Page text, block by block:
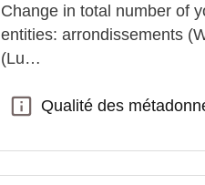
Change in total number of
entities: arrondissements
(Lu…
Qualité des métadonnées:
Qualité des